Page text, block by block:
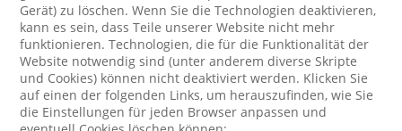
Gerät) zu löschen. Wenn Sie die Technologien deaktivieren,
kann es sein, dass Teile unserer Website nicht mehr
funktionieren. Technologien, die für die Funktionalität der
Website notwendig sind (unter anderem diverse Skripte
und Cookies) können nicht deaktiviert werden. Klicken Sie
auf einen der folgenden Links, um herauszufinden, wie Sie
die Einstellungen für jeden Browser anpassen und